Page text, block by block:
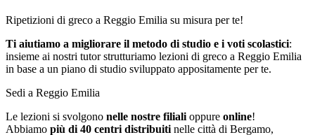
Ripetizioni di greco a Reggio Emilia su misura per te!
Ti aiutiamo a migliorare il metodo di studio e i voti scolastici:
insieme ai nostri tutor strutturiamo lezioni di greco a Reggio Emilia
in base a un piano di studio sviluppato appositamente per te.
Sedi a Reggio Emilia
Le lezioni si svolgono nelle nostre filiali oppure online!
Abbiamo più di 40 centri distribuiti nelle città di Bergamo,